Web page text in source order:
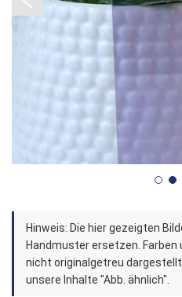
Zum
Anfang
der
Bildergalerie
Hinweis: Die hier gezeigten
Handmuster ersetzen. Farben
nicht originalgetreu
unsere Inhalte "Abb. ähnlich".